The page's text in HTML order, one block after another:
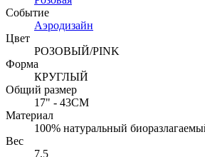
Событие
Аэродизайн
Цвет
РОЗОВЫЙ/PINK
Форма
КРУГЛЫЙ
Общий размер
17" - 43СМ
Материал
100% натуральный
Вес
7.5